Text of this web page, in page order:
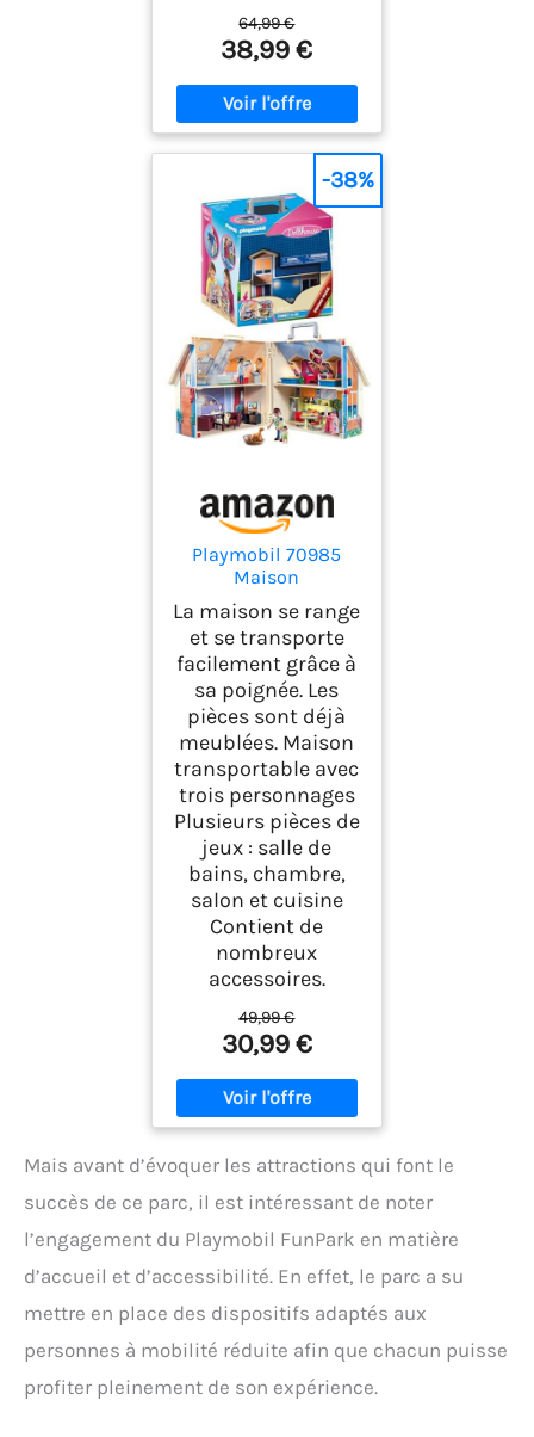
64,99 €
38,99 €
Playmobil 70985
Maison
transportable -
Dollhouse - avec
Trois Personnages,
Salle de Bains,
Chambre, Salon et
Cuisine - Tout
équipée - La Maison
Traditionnelle -
s'ouvre s'emporte
Partout - Dès 5 Ans
La maison se range
et se transporte
facilement grâce à
sa poignée. Les
pièces sont déjà
meublées. Maison
transportable avec
trois personnages
Plusieurs pièces de
jeux : salle de
bains, chambre,
salon et cuisine
Contient de
nombreux
accessoires.
49,99 €
30,99 €
-38%
Mais avant d’évoquer les attractions qui font le
succès de ce parc, il est intéressant de noter
l’engagement du Playmobil FunPark en matière
d’accueil et d’accessibilité. En effet, le parc a su
mettre en place des dispositifs adaptés aux
personnes à mobilité réduite afin que chacun puisse
profiter pleinement de son expérience.